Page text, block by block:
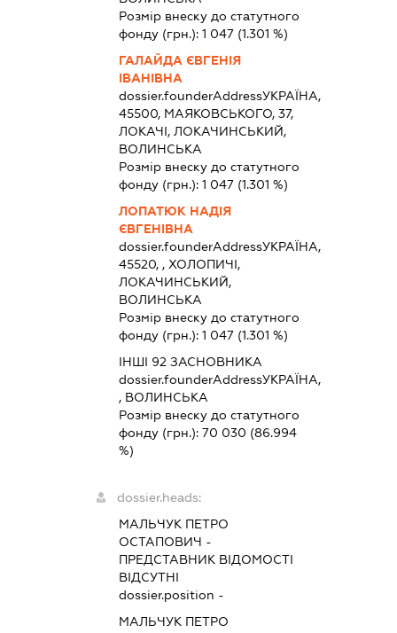
Розмір внеску до статутного
фонду (грн.):1 047 (1.301 %)
ГАЛАЙДА ЄВГЕНІЯ
ІВАНІВНА
dossier.founderAddressУКРАЇНА,
45500, МАЯКОВСЬКОГО, 37,
ЛОКАЧІ, ЛОКАЧИНСЬКИЙ,
ВОЛИНСЬКА
Розмір внеску до статутного
фонду (грн.):1 047 (1.301 %)
ЛОПАТЮК НАДІЯ
ЄВГЕНІВНА
dossier.founderAddressУКРАЇНА,
45520, , ХОЛОПИЧІ,
ЛОКАЧИНСЬКИЙ,
ВОЛИНСЬКА
Розмір внеску до статутного
фонду (грн.):1 047 (1.301 %)
ІНШІ 92 ЗАСНОВНИКА
dossier.founderAddressУКРАЇНА,
, ВОЛИНСЬКА
Розмір внеску до статутного
фонду (грн.):70 030 (86.994
%)
dossier.heads:
МАЛЬЧУК ПЕТРО
ОСТАПОВИЧ -
ПРЕДСТАВНИК ВІДОМОСТІ
ВІДСУТНІ
dossier.position -
МАЛЬЧУК ПЕТРО